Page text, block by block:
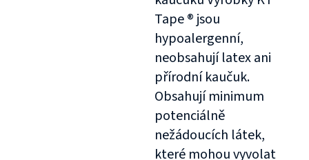
Tape ® jsou
hypoalergenní,
neobsahují latex ani
přírodní kaučuk.
Obsahují minimum
potenciálně
nežádoucích látek,
které mohou vyvolat